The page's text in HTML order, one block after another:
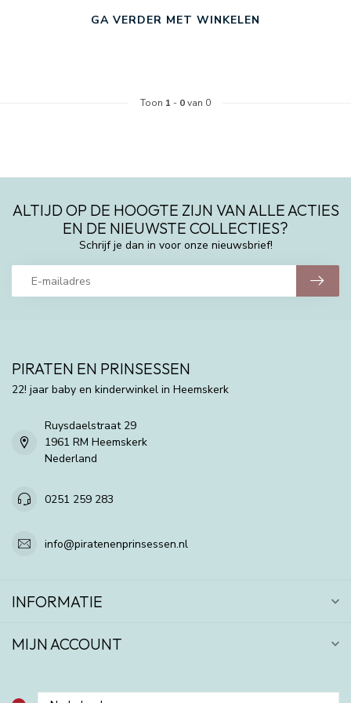
GA VERDER MET WINKELEN
Toon 1 - 0van 0
ALTIJD OP DE HOOGTE ZIJN VAN ALLE ACTIES
EN DE NIEUWSTE COLLECTIES?
Schrijf je dan in voor onze nieuwsbrief!
PIRATEN EN PRINSESSEN
22! jaar baby en kinderwinkel in Heemskerk
Ruysdaelstraat 29
1961 RM Heemskerk
Nederland
0251 259 283
info@piratenenprinsessen.nl
INFORMATIE
MIJN ACCOUNT